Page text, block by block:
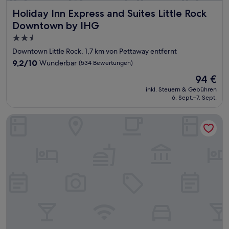
Holiday Inn Express and Suites Little Rock
Downtown by IHG
Holiday Inn Express and Suites Little Rock Downtown by
2.5-
Sterne-
Unterkunft
Downtown Little Rock, 1,7 km von Pettaway entfernt
9.2
9,2/10 Wunderbar (534 Bewertungen)
Der
Preis
beträgt
94 €
inkl. Steuern & Gebühren
6. Sept.–7. Sept.